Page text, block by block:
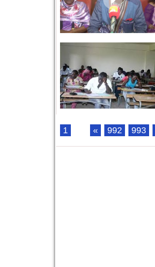
1 « 992 993